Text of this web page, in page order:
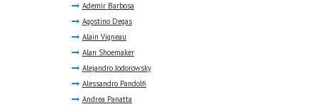
Ademir Barbosa
Agostino Degas
Alain Vigneau
Alan Shoemaker
Alejandro Jodorowsky
Alessandro Pandolfi
Andrea Panatta